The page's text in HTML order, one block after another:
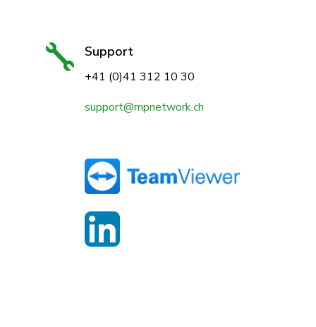
 Support
+41 (0)41 312 10 30
support@mpnetwork.ch